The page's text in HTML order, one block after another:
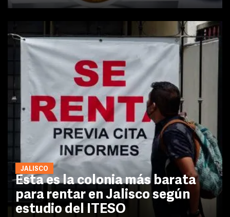
JALISCO
Esta es la colonia más barata
para rentar en Jalisco según
estudio del ITESO